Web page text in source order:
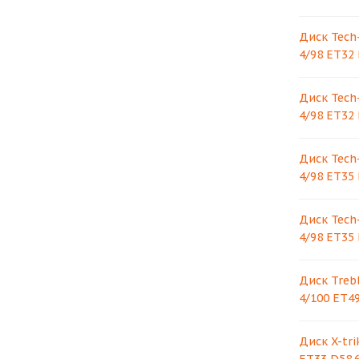
Диск
4/98 ET32
Диск
4/98 ET32
Диск
4/98 ET35
Диск
4/98 ET35
Диск
4/100
Диск X-